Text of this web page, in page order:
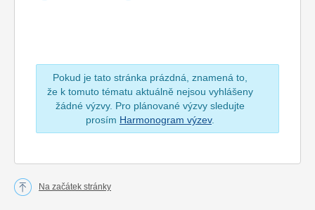
Pokud je tato stránka prázdná, znamená to,
že k tomuto tématu aktuálně nejsou vyhlášeny
žádné výzvy. Pro plánované výzvy sledujte
prosím Harmonogram výzev.
Na začátek stránky